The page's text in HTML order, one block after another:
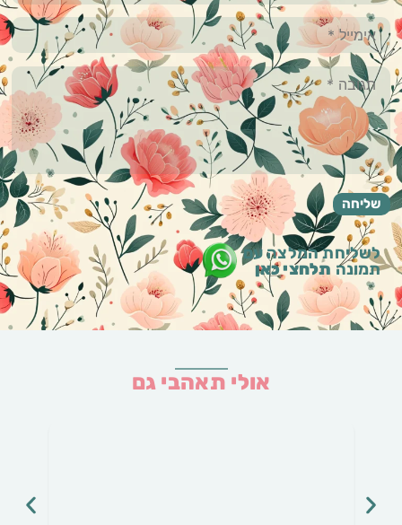
לשליחת המלצה עם
תמונה תלחצי כאן
אולי תאהבי גם